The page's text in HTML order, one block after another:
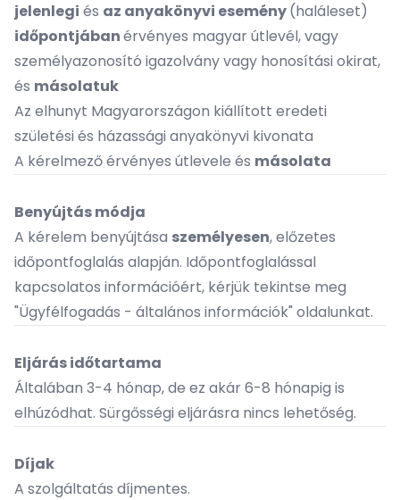
jelenlegi és az anyakönyvi esemény(haláleset)
időpontjábanérvényes magyar útlevél, vagy
személyazonosító igazolvány vagy honosítási okirat,
és másolatuk
Az elhunyt Magyarországon kiállított eredeti
születési és házassági anyakönyvi kivonata
A kérelmező érvényes útlevele és másolata
Benyújtás módja
A kérelem benyújtása személyesen, előzetes
időpontfoglalás alapján. Időpontfoglalással
kapcsolatos információért, kérjük tekintse meg
"Ügyfélfogadás - általános információk" oldalunkat.
Eljárás időtartama
Általában 3-4 hónap, de ez akár 6-8 hónapig is
elhúzódhat. Sürgősségi eljárásra nincs lehetőség.
Díjak
A szolgáltatás díjmentes.